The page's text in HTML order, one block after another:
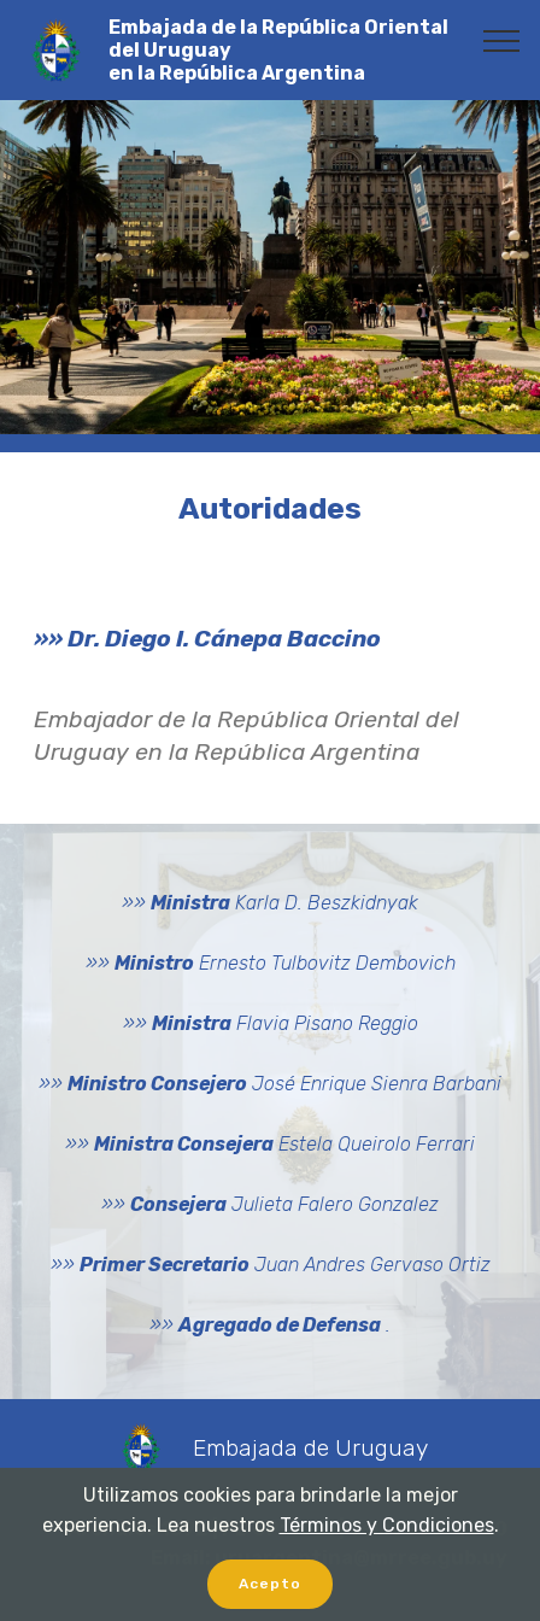
Embajada de la República Oriental
del Uruguay
en la República Argentina
Autoridades
»» Dr. Diego I. Cánepa Baccino
Embajador de la República Oriental del
Uruguay en la República Argentina
»» Ministra Karla D. Beszkidnyak
»» MinistroErnesto Tulbovitz Dembovich
»» MinistraFlavia Pisano Reggio
»» Ministro Consejero José Enrique Sienra Barbani
»» Ministra ConsejeraEstela Queirolo Ferrari
»» Consejera Julieta Falero Gonzalez
»» Primer SecretarioJuan Andres Gervaso Ortiz
»»Agregado de Defensa .
Embajada de Uruguay
Arenales 1392 | PB CP: 1061 | Tel.:6009-4020
Email: uruargentina@mrree.gub.uy
Utilizamos cookies para brindarle la mejor
experiencia. Lea nuestros Términos y Condiciones.
Acepto